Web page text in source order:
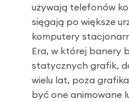
używają telefonów
sięgają po większe
komputery
Era, w której banery
statycznych grafik,
wielu lat, poza
być one animowane